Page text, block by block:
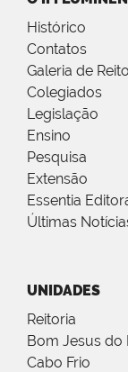
Histórico
Contatos
Galeria de
Colegiados
Legislação
Ensino
Pesquisa
Extensão
Essentia
Últimas
UNIDADES
Reitoria
Bom Jesus do
Cabo Frio